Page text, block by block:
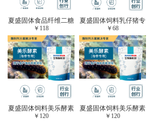
夏盛固体食品纤维二糖
酶(植物提取专用酶/用
于虎杖白藜芦醇提
取)FFG-0656
￥ 118
夏盛固体饲料乳仔猪专
用复合酶SFG-0932
￥ 68
夏盛固体饲料美乐酵素
(水产海参海胆专
￥ 120
夏盛固体饲料美乐酵素
(水产海参海胆专
￥ 120